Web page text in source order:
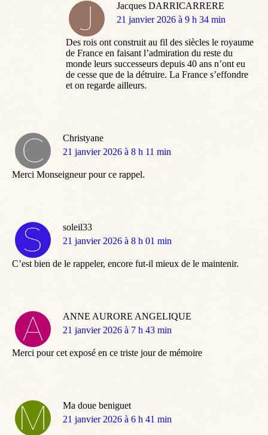
Jacques DARRICARRERE
dit
21 janvier 2026 à 9 h 34 min
Des rois ont construit au fil des siècles le royaume
de France en faisant l’admiration du reste du
monde leurs successeurs depuis 40 ans n’ont eu
de cesse que de la détruire. La France s’effondre
et on regarde ailleurs.
Christyane
dit
21 janvier 2026 à 8 h 11 min
Merci Monseigneur pour ce rappel.
soleil33
dit
21 janvier 2026 à 8 h 01 min
C’est bien de le rappeler, encore fut-il mieux de le maintenir.
ANNE AURORE ANGELIQUE
dit
21 janvier 2026 à 7 h 43 min
Merci pour cet exposé en ce triste jour de mémoire
Ma doue beniguet
dit
21 janvier 2026 à 6 h 41 min